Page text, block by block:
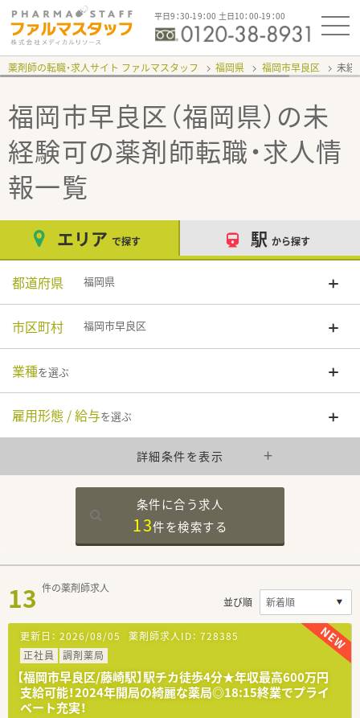
平日9：30-19：00 土日10：00-19：00
薬剤師の転職・求人サイト ファルマスタッフ 福岡県 福岡市早良区 未経
福岡市早良区（福岡県）の未
経験可の薬剤師転職・求人情
報一覧
エリア で探す 駅 から探す
都道府県 福岡県
市区町村 福岡市早良区
業種を選ぶ
雇用形態 / 給与を選ぶ
詳細条件を表示
条件に合う求人
13件を検索する
13 件の薬剤師求人
並び順
更新日： 2026/08/05 薬剤師求人ID： 728385
正社員
調剤薬局
【福岡市早良区/藤崎駅】駅チカ徒歩4分★年収最高600万円
支給可能！2024年開局の綺麗な薬局◎18:15終業でプライ
ベート充実！